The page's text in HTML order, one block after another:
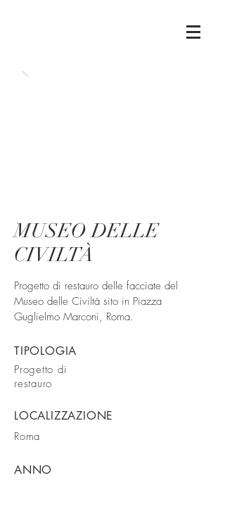
MUSEO DELLE
CIVILTÀ
Progetto di restauro delle facciate del
Museo delle Civiltà sito in Piazza
Guglielmo Marconi, Roma.
TIPOLOGIA
Progetto di
restauro
LOCALIZZAZIONE
Roma
ANNO